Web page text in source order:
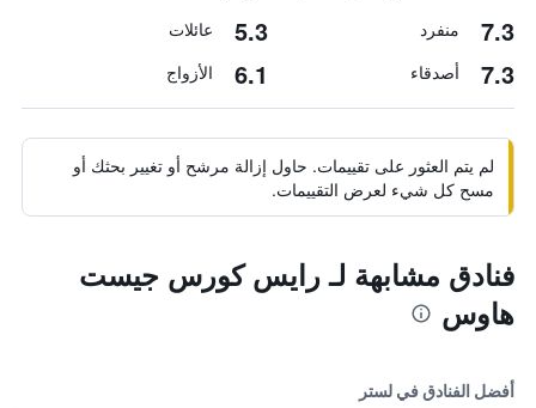
7.3 منفرد 5.3 عائلات
7.3 أصدقاء 6.1 الأزواج
لم يتم العثور على تقييمات. حاول إزالة مرشح أو تغيير بحثك أو
مسح كل شيء لعرض التقييمات.
فنادق مشابهة لـ رايس كورس جيست
هاوس
أفضل الفنادق في لستر